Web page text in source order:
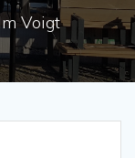
Voigt